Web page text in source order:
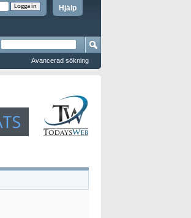
Hjälp
Avancerad sökning